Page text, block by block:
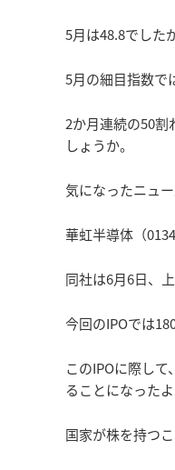
5月は48.8でした
5月の細目指数で
2か月連続の50割
しょうか。
気になったニュ
華虹半導体（
同社は6月6日、
今回のIPOでは
このIPOに際し
ることになったよ
国家が株を持つ